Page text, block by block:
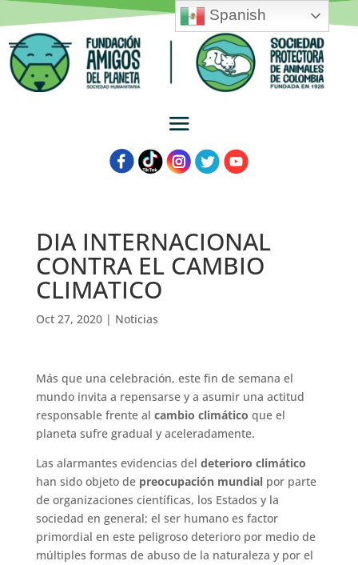
DIA INTERNACIONAL
CONTRA EL CAMBIO
CLIMATICO
Oct 27, 2020| Noticias
Más que una celebración, este fin de semana el
mundo invita a repensarse y a asumir una actitud
responsable frente al cambio climático que el
planeta sufre gradual y aceleradamente.
Las alarmantes evidencias del deterioro climático
han sido objeto de preocupación mundial por parte
de organizaciones científicas, los Estados y la
sociedad en general; el ser humano es factor
primordial en este peligroso deterioro por medio de
múltiples formas de abuso de la naturaleza y por el
Spanish